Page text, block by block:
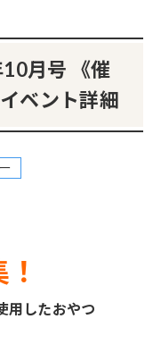
月号 《催
ベント詳細
用したおやつ